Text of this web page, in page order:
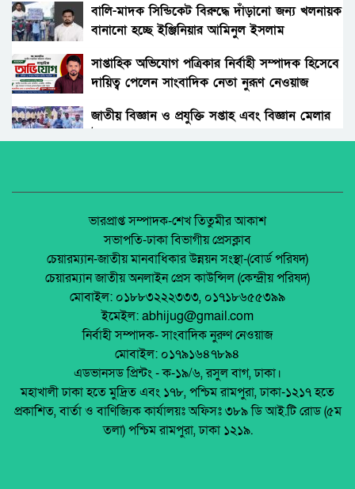
যুবক গ্রেপ্তার।
সাঘাটায় যৌতুকের দাবিতে শশুর–শাশুড়ী মিলে
পুত্রবধূকে বটি দিয়ে জবাই করার চেষ্টা। আদালতে
মামলা।
রাজধানীতে স্কুলছাত্রীকে ছুরিকাঘাতে হত্যা, কী বলছে
পরিবার ও পুলিশ?
সাংবাদিকদের ওপর হামলা, আহত ৩
ভারতের যৌনপল্লি থেকে ১১ বাংলাদেশি নারী উদ্ধার
পাবনায় নেশার টাকা না পেয়ে বৃদ্ধকে কুপিয়ে হত্যা,
ছেলে গ্রেফতার।
৯৪ টি ইট ভাটা অবৈধ, আইন আছে কিন্তুু প্রয়োগ নেই
বালি-মাদক সিন্ডিকেট বিরুদ্ধে দাঁড়ানো জন্য খলনায়ক
বানানো হচ্ছে ইঞ্জিনিয়ার আমিনুল ইসলাম
সাপ্তাহিক অভিযোগ পত্রিকার নির্বাহী সম্পাদক হিসেবে
দায়িত্ব পেলেন সাংবাদিক নেতা নুরূণ নেওয়াজ
জাতীয় বিজ্ঞান ও প্রযুক্তি সপ্তাহ এবং বিজ্ঞান মেলার
জেলা আইন-শৃৃঙ্খলা কমিটির মাসিক সভা অনুষ্ঠিত।
পলাশবাড়ীতে এমইপি গ্রুপের মতবিনিময় সভা
অনুষ্ঠিত।
জুলাই সনদ বাস্তবায়ন নিয়ে প্রশ্ন: রংপুরে ১১ দলের
বিক্ষোভ
মালয়েশিয়ায় ইমিগ্রেশনের অভিযানে বাংলাদেশিসহ
২৪ অবৈধ অভিবাসী আটক
থাইল্যান্ডে রিসোর্ট থেকে ২১ বাংলাদেশি উদ্ধার
ভারপ্রাপ্ত সম্পাদক-শেখ তিতুমীর আকাশ
সভাপতি-ঢাকা বিভাগীয় প্রেসক্লাব
চেয়ারম্যান-জাতীয় মানবাধিকার উন্নয়ন সংস্থা-(বোর্ড পরিষদ)
চেয়ারম্যান জাতীয় অনলাইন প্রেস কাউন্সিল (কেন্দ্রীয় পরিষদ)
মোবাইল: ০১৮৮৩২২২৩৩৩, ০১৭১৮৬৫৫৩৯৯
ইমেইল: abhijug@gmail.com
নির্বাহী সম্পাদক- সাংবাদিক নুরুণ নেওয়াজ
মোবাইল: ০১৭৯১৬৪৭৮৯৪
এডভানসড প্রিন্টং - ক-১৯/৬, রসুল বাগ, ঢাকা।
মহাখালী ঢাকা হতে মুদ্রিত এবং ১৭৮, পশ্চিম রামপুরা, ঢাকা-১২১৭ হতে
প্রকাশিত, বার্তা ও বাণিজ্যিক কার্যালয়ঃ অফিসঃ ৩৮৯ ডি আই.টি রোড (৫ম
তলা) পশ্চিম রামপুরা, ঢাকা ১২১৯.